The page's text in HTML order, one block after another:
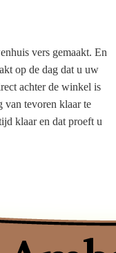
vers gemaakt. En
op de dag dat u uw
achter de winkel is
van tevoren klaar te
klaar en dat proeft u